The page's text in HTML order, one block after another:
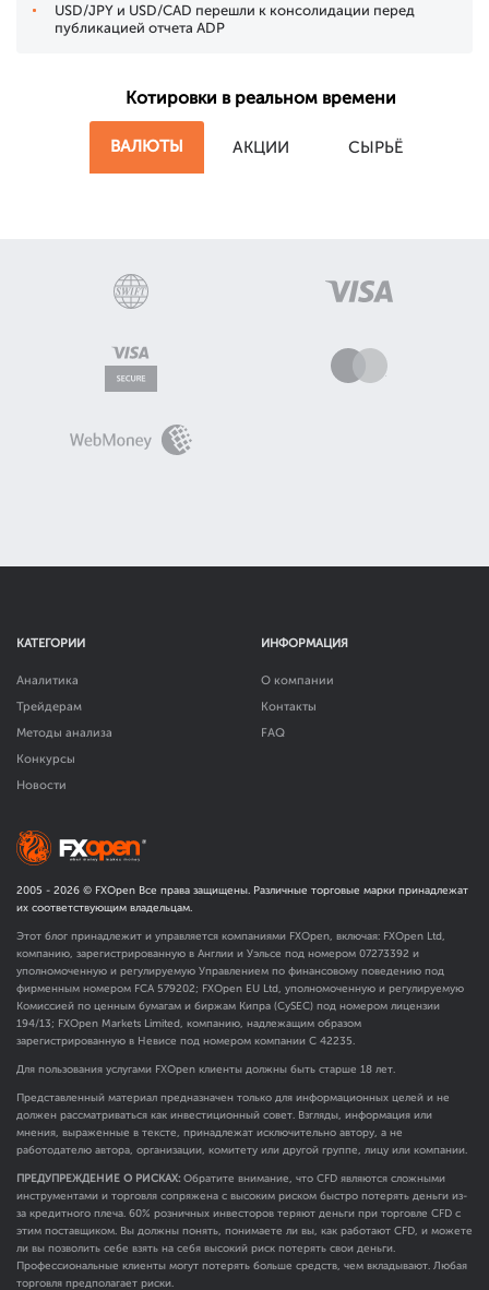
USD/JPY и USD/CAD перешли к консолидации перед
публикацией отчета ADP
Котировки в реальном времени
ВАЛЮТЫ АКЦИИ СЫРЬЁ
КАТЕГОРИИ
Аналитика
Трейдерам
Методы анализа
Конкурсы
Новости
ИНФОРМАЦИЯ
О компании
Контакты
FAQ
2005 - 2026 © FXOpen Все права защищены. Различные торговые марки принадлежат
их соответствующим владельцам.
Этот блог принадлежит и управляется компаниями FXOpen, включая: FXOpen Ltd,
компанию, зарегистрированную в Англии и Уэльсе под номером 07273392 и
уполномоченную и регулируемую Управлением по финансовому поведению под
фирменным номером FCA 579202; FXOpen EU Ltd, уполномоченную и регулируемую
Комиссией по ценным бумагам и биржам Кипра (CySEC) под номером лицензии
194/13; FXOpen Markets Limited, компанию, надлежащим образом
зарегистрированную в Невисе под номером компании C 42235.
Для пользования услугами FXOpen клиенты должны быть старше 18 лет.
Представленный материал предназначен только для информационных целей и не
должен рассматриваться как инвестиционный совет. Взгляды, информация или
мнения, выраженные в тексте, принадлежат исключительно автору, а не
работодателю автора, организации, комитету или другой группе, лицу или компании.
ПРЕДУПРЕЖДЕНИЕ О РИСКАХ: Обратите внимание, что CFD являются сложными
инструментами и торговля сопряжена с высоким риском быстро потерять деньги из-
за кредитного плеча. 60% розничных инвесторов теряют деньги при торговле CFD с
этим поставщиком. Вы должны понять, понимаете ли вы, как работают CFD, и можете
ли вы позволить себе взять на себя высокий риск потерять свои деньги.
Профессиональные клиенты могут потерять больше средств, чем вкладывают. Любая
торговля предполагает риски.